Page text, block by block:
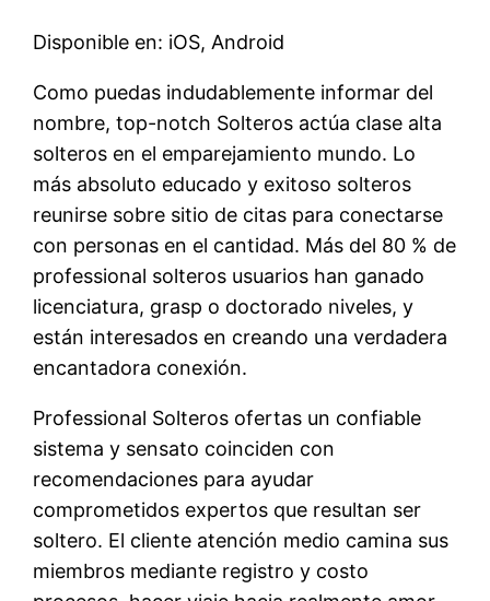
Disponible en: iOS, Android
Como puedas indudablemente informar del
nombre, top-notch Solteros actúa clase alta
solteros en el emparejamiento mundo. Lo
más absoluto educado y exitoso solteros
reunirse sobre sitio de citas para conectarse
con personas en el cantidad. Más del 80 % de
professional solteros usuarios han ganado
licenciatura, grasp o doctorado niveles, y
están interesados ​​en creando una verdadera
encantadora conexión.
Professional Solteros ofertas un confiable
sistema y sensato coinciden con
recomendaciones para ayudar
comprometidos expertos que resultan ser
soltero. El cliente atención medio camina sus
miembros mediante registro y costo